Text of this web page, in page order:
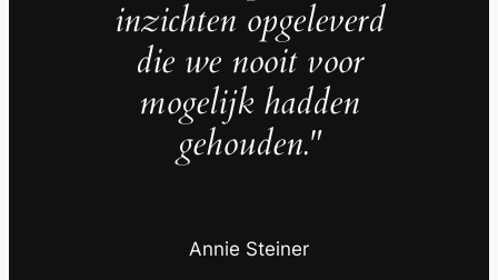
inzichten opgeleverd
die we nooit voor
mogelijk hadden
gehouden."
Annie Steiner